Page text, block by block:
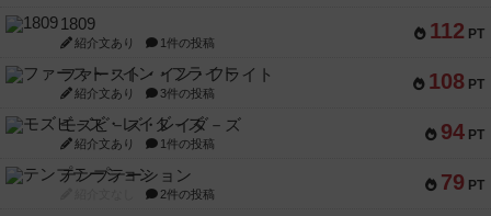
112 PT
1809
紹介文あり 1件の投稿
108 PT
ファースト・イン・フライト
紹介文あり 3件の投稿
94 PT
モズビ－ズ・レイダ－ズ
紹介文あり 1件の投稿
79 PT
テンプテーション
2件の投稿